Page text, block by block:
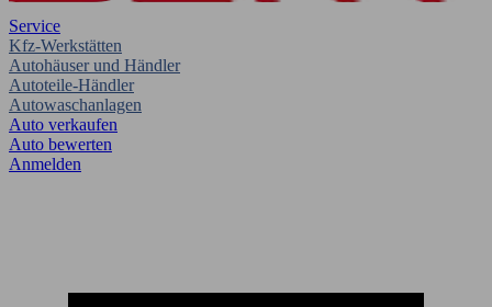
Service
Kfz-Werkstätten
Autohäuser und Händler
Autoteile-Händler
Autowaschanlagen
Auto verkaufen
Auto bewerten
Anmelden